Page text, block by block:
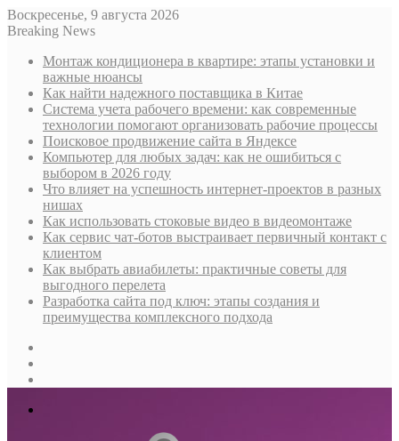
Воскресенье, 9 августа 2026
Breaking News
Монтаж кондиционера в квартире: этапы установки и
важные нюансы
Как найти надежного поставщика в Китае
Система учета рабочего времени: как современные
технологии помогают организовать рабочие процессы
Поисковое продвижение сайта в Яндексе
Компьютер для любых задач: как не ошибиться с
выбором в 2026 году
Что влияет на успешность интернет-проектов в разных
нишах
Как использовать стоковые видео в видеомонтаже
Как сервис чат-ботов выстраивает первичный контакт с
клиентом
Как выбрать авиабилеты: практичные советы для
выгодного перелета
Разработка сайта под ключ: этапы создания и
преимущества комплексного подхода